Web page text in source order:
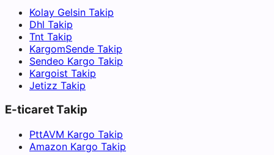
Kolay Gelsin Takip
Dhl Takip
Tnt Takip
KargomSende Takip
Sendeo Kargo Takip
Kargoist Takip
Jetizz Takip
E-ticaret Takip
PttAVM Kargo Takip
Amazon Kargo Takip